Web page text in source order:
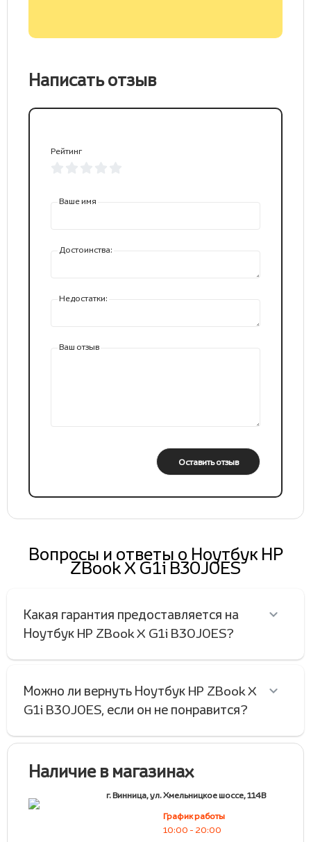
Написать отзыв
Рейтинг
Ваше имя
Достоинства:
Недостатки:
Ваш отзыв
Оставить отзыв
Вопросы и ответы о Ноутбук HP
ZBook X G1i B30J0ES
Какая гарантия предоставляется на
Ноутбук HP ZBook X G1i B30J0ES?
Можно ли вернуть Ноутбук HP ZBook X
G1i B30J0ES, если он не понравится?
Наличие в магазинах
г. Винница, ул. Хмельницкое шоссе, 114В
График работы
10:00 - 20:00